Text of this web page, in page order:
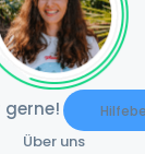
gerne!
Über uns